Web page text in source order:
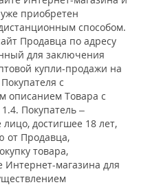
приобретен
способом.
Продавца по адресу
для заключения
купли-продажи на
с
описанием Товара с
Покупатель –
достигшее 18 лет,
Продавца,
товара,
Интернет-магазина для